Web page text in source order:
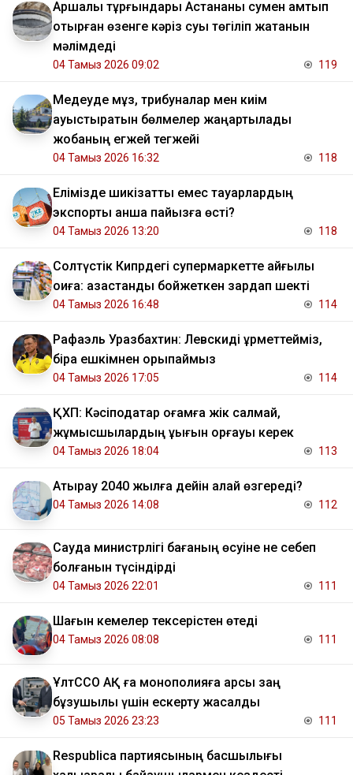
Аршалы тұрғындары Астананы сумен қамтып
отырған өзенге кәріз суы төгіліп жатқанын
мәлімдеді
04 Тамыз 2026 09:02 119
Медеуде мұз, трибуналар мен киім
ауыстыратын бөлмелер жаңартылады
жобаның егжей тегжейі
04 Тамыз 2026 16:32 118
Елімізде шикізаттық емес тауарлардың
экспорты қанша пайызға өсті?
04 Тамыз 2026 13:20 118
Солтүстік Кипрдегі супермаркетте қайғылы
оқиға: қазақстандық бойжеткен зардап шекті
04 Тамыз 2026 16:48 114
Рафаэль Уразбахтин: Левскиді құрметтейміз,
бірақ ешкімнен қорықпаймыз
04 Тамыз 2026 17:05 114
ҚХП: Кәсіподақтар қоғамға жік салмай,
жұмысшылардың құқығын қорғауы керек
04 Тамыз 2026 18:04 113
Атырау 2040 жылға дейін қалай өзгереді?
04 Тамыз 2026 14:08 112
Сауда министрлігі бағаның өсуіне не себеп
болғанын түсіндірді
04 Тамыз 2026 22:01 111
Шағын кемелер тексерістен өтеді
04 Тамыз 2026 08:08 111
ҰлтССО АҚ ға монополияға қарсы заң
бұзушылық үшін ескерту жасалды
05 Тамыз 2026 23:23 111
Respublica партиясының басшылығы